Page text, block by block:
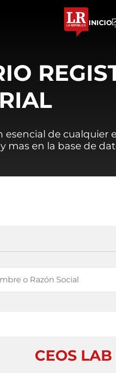
INICIO
esencial de
mas en la base de
CEOS LAB